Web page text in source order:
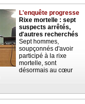
L'enquête progresse
Rixe mortelle : sept
suspects arrêtés,
d'autres recherchés
Sept hommes,
soupçonnés d'avoir
participé à la rixe
mortelle, sont
désormais au cœur